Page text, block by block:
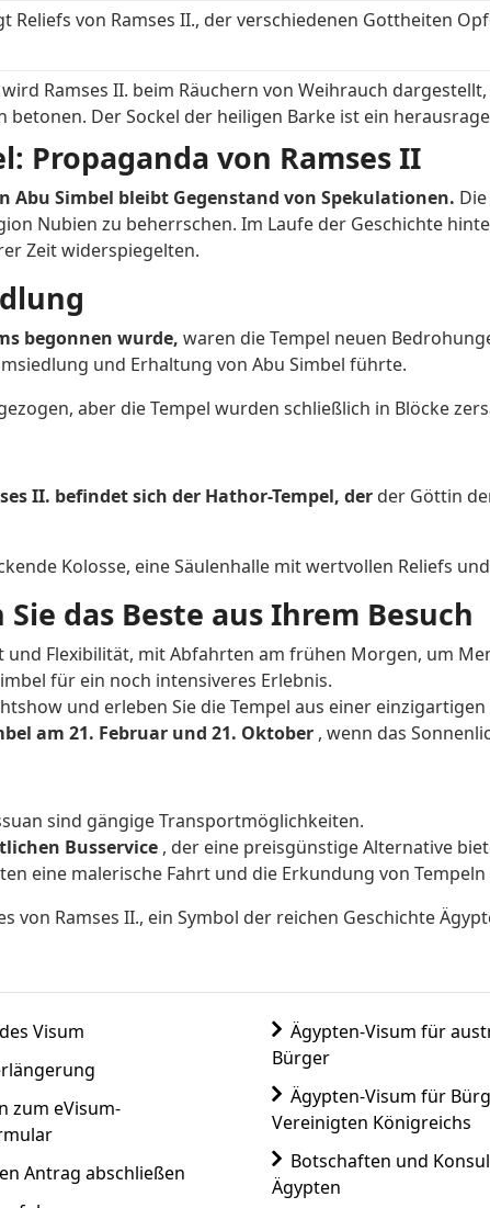
Reliefs von Ramses II., der verschiedenen Gottheiten
Ramses II. beim Räuchern von Weihrauch
Der Sockel der heiligen Barke ist ein
Propaganda von Ramses II
Abu Simbel bleibt Gegenstand von Spekulationen.
Nubien zu beherrschen. Im Laufe der Geschichte
Zeit widerspiegelten.
begonnen wurde, waren die Tempel neuen
und Erhaltung von Abu Simbel führte.
aber die Tempel wurden schließlich in Blöcke
II. befindet sich der Hathor-Tempel, der der Göttin
Kolosse, eine Säulenhalle mit wertvollen Reliefs
das Beste aus Ihrem Besuch
Flexibilität, mit Abfahrten am frühen Morgen, um
für ein noch intensiveres Erlebnis.
und erleben Sie die Tempel aus einer
am 21. Februar und 21. Oktober , wenn das
sind gängige Transportmöglichkeiten.
Busservice , der eine preisgünstige Alternative
eine malerische Fahrt und die Erkundung von Tempeln
von Ramses II., ein Symbol der reichen Geschichte
Visum
zum eVisum-
Antrag abschließen
Ägypten-Visum für
Bürger
Ägypten-Visum für
Vereinigten Königreichs
Botschaften und
Ägypten